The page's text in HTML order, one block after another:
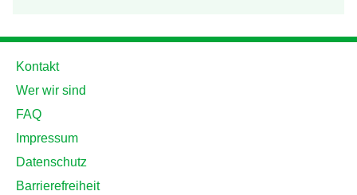
Kontakt
Wer wir sind
FAQ
Impressum
Datenschutz
Barrierefreiheit